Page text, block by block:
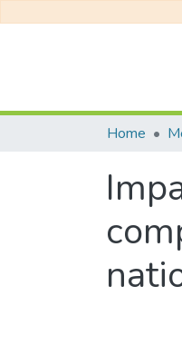
Home